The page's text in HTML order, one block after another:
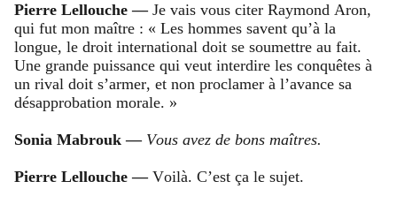
Pierre Lellouche —Je vais vous citer Raymond Aron,
qui fut mon maître : « Les hommes savent qu’à la
longue, le droit international doit se soumettre au fait.
Une grande puissance qui veut interdire les conquêtes à
un rival doit s’armer, et non proclamer à l’avance sa
désapprobation morale. »
Sonia Mabrouk — Vous avez de bons maîtres.
Pierre Lellouche —Voilà. C’est ça le sujet.